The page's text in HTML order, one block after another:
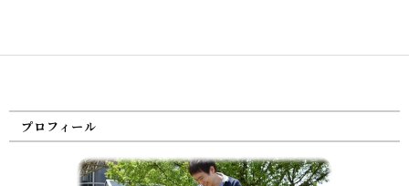
プロフィール